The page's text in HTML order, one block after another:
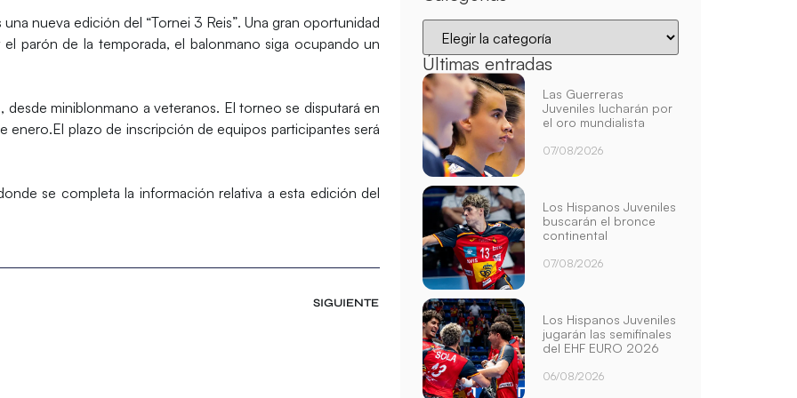
nueva edición del “Tornei 3 Reis”. Una gran oportunidad
parón de la temporada, el balonmano siga ocupando un
miniblonmano a veteranos. El torneo se disputará en
enero.El plazo de inscripción de equipos participantes será
se completa la información relativa a esta edición del
SIGUIENTE
Últimas entradas
Las Guerreras
Juveniles lucharán por
el oro mundialista
07/08/2026
Los Hispanos Juveniles
buscarán el bronce
continental
07/08/2026
Los Hispanos Juveniles
jugarán las semifinales
del EHF EURO 2026
06/08/2026